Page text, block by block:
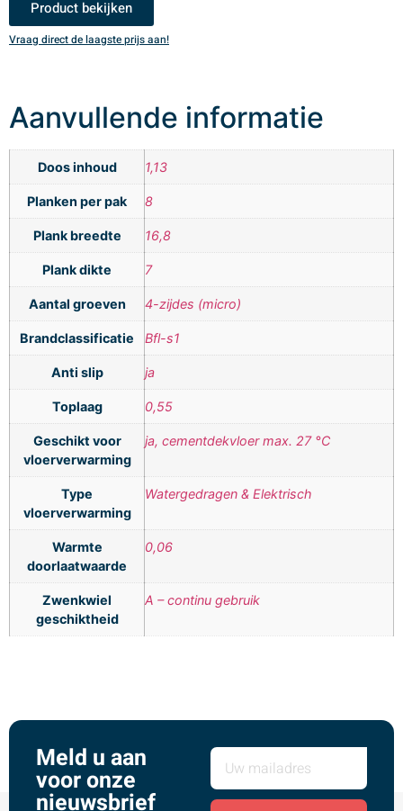
Product bekijken
Vraag direct de laagste prijs aan!
Aanvullende informatie
Doos inhoud 1,13
Planken per pak 8
Plank breedte 16,8
Plank dikte 7
Aantal groeven 4-zijdes (micro)
Brandclassificatie Bfl-s1
Anti slip ja
Toplaag 0,55
Geschikt voor
vloerverwarming
ja, cementdekvloer max. 27 °C
Type
vloerverwarming
Watergedragen & Elektrisch
Warmte
doorlaatwaarde
0,06
Zwenkwiel
geschiktheid
A – continu gebruik
Meld u aan
voor onze
nieuwsbrief